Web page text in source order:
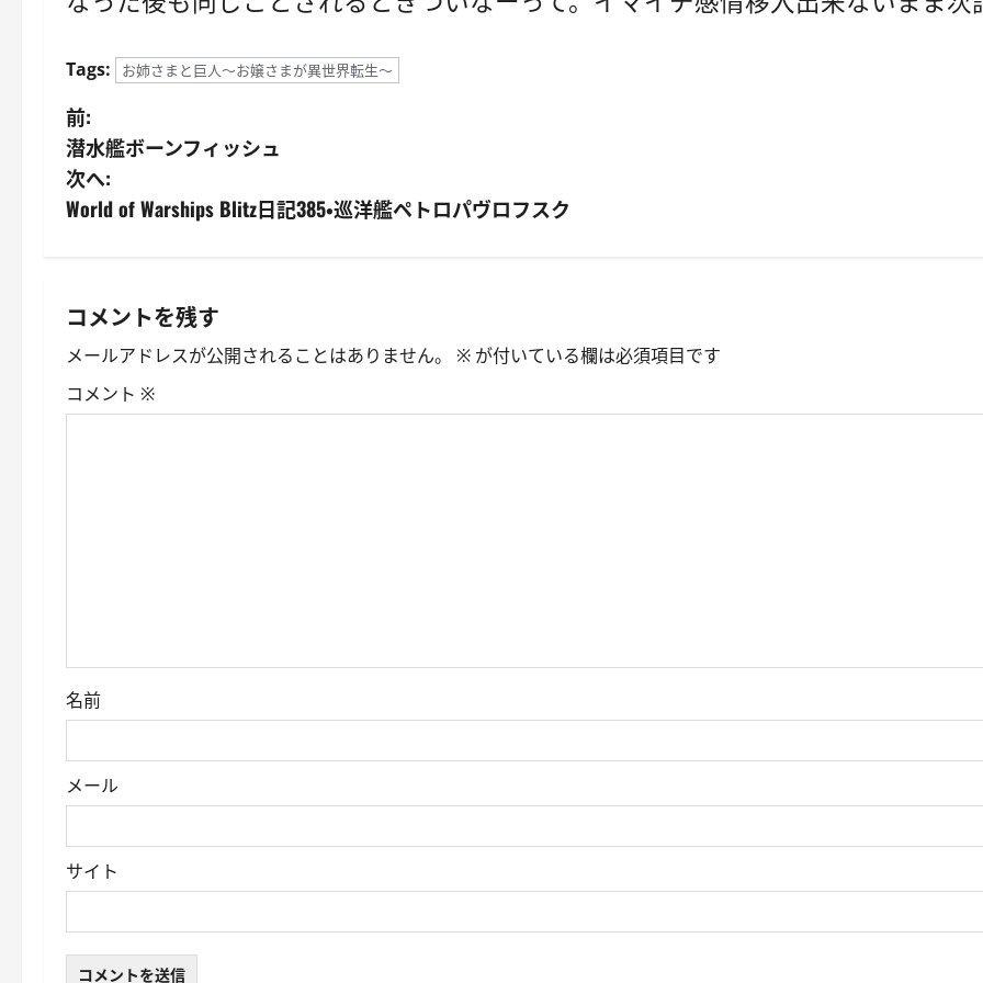
Tags: お姉さまと巨人～お嬢さまが異世界転生～
投
稿
ナ
ゲ
ー
シ
前:
潜水艦ボーンフィッシュ
次へ:
World of Warships Blitz日記385・巡洋艦ペトロパヴロフスク
コメントを残す
メールアドレスが公開されることはありません。 ※ が付いている欄は必須項目です
コメント ※
名前
メール
サイト